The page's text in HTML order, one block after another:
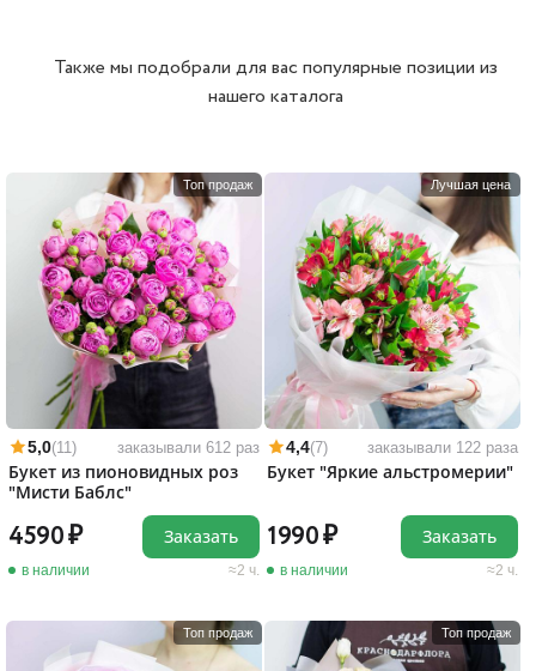
Также мы подобрали для вас популярные позиции из
нашего каталога
Топ продаж
5,0(11) заказывали 612 раз
Букет из пионовидных роз
"Мисти Баблс"
4590
в наличии 2 ч.
Заказать
Лучшая цена
4,4(7) заказывали 122 раза
Букет "Яркие альстромерии"
1990
в наличии 2 ч.
Заказать
Топ продаж Топ продаж